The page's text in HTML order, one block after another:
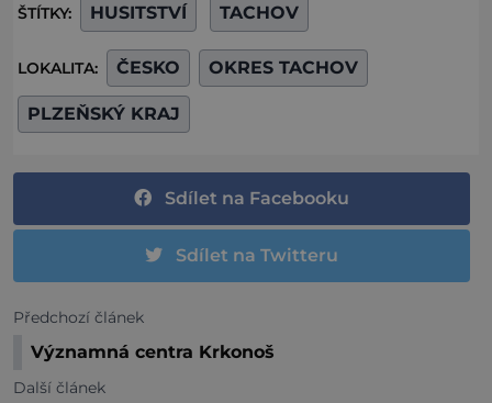
ŠTÍTKY: HUSITSTVÍ TACHOV
LOKALITA: ČESKO OKRES TACHOV
PLZEŇSKÝ KRAJ
Sdílet na Facebooku
Sdílet na Twitteru
Předchozí článek
Významná centra Krkonoš
Další článek